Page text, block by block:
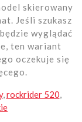
skierowany
Jeśli szukasz
wyglądać
ten wariant
oczekuje się
,rockrider 520,